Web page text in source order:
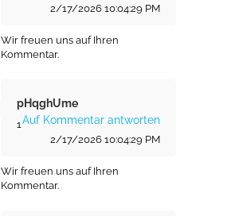
2/17/2026 10:04:29 PM
Wir freuen uns auf Ihren
Kommentar.
pHqghUme
Auf Kommentar antworten
1
2/17/2026 10:04:29 PM
Wir freuen uns auf Ihren
Kommentar.